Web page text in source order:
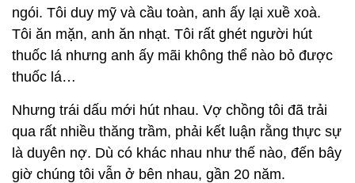
ngói. Tôi duy mỹ và cầu toàn, anh ấy lại xuề xoà.
Tôi ăn mặn, anh ăn nhạt. Tôi rất ghét người hút
thuốc lá nhưng anh ấy mãi không thể nào bỏ được
thuốc lá…
Nhưng trái dấu mới hút nhau. Vợ chồng tôi đã trải
qua rất nhiều thăng trầm, phải kết luận rằng thực sự
là duyên nợ. Dù có khác nhau như thế nào, đến bây
giờ chúng tôi vẫn ở bên nhau, gần 20 năm.